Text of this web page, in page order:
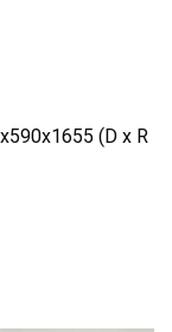
(D x R